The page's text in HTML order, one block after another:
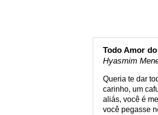
Todo Amor
Hyasmim
Queria te dar
carinho, um
aliás, você é
você pegasse